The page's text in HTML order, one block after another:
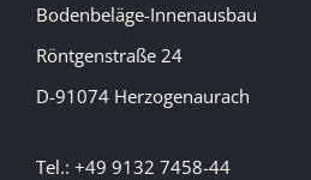
Bodenbeläge-Innenausbau
Röntgenstraße 24
D-91074 Herzogenaurach
Tel.: +49 9132 7458-44